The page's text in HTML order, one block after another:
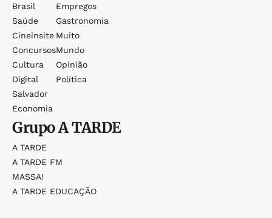
Brasil
Saúde
Cineinsite
Concursos
Cultura
Digital
Salvador
Economia
Empregos
Gastronomia
Muito
Mundo
Opinião
Política
GrupoA TARDE
A TARDE
A TARDE FM
MASSA!
A TARDE EDUCAÇÃO